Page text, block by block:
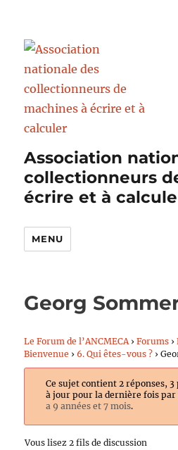
Association
collectionneurs
écrire et à
MENU
Georg
Le Forum de l’ANCMECA › Forums ›
Bienvenue › 6. Qui êtes-vous ? ›
Ce sujet contient 2 réponses,
à jour pour la dernière fois par
a 9 années et 7 mois.
Vous lisez 2 fils de discussion